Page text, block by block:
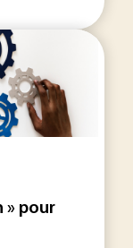
» pour